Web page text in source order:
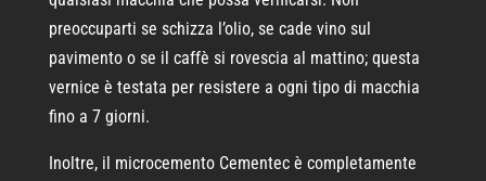
preoccuparti se schizza l’olio, se cade vino sul
pavimento o se il caffè si rovescia al mattino; questa
vernice è testata per resistere a ogni tipo di macchia
fino a 7 giorni.
Inoltre, il microcemento Cementec è completamente